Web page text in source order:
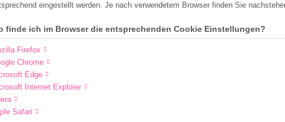
eingestellt werden. Je nach verwendetem Browser finden Sie
finde ich im Browser die entsprechenden Cookie Einstellungen?
Firefox
Chrome
Edge
Internet Explorer
Safari